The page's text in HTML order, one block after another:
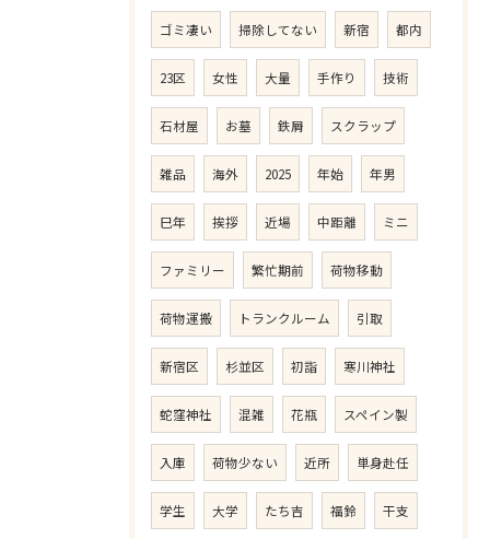
ゴミ凄い 掃除してない 新宿 都内
23区 女性 大量 手作り 技術
石材屋 お墓 鉄屑 スクラップ
雑品 海外 2025 年始 年男
巳年 挨拶 近場 中距離 ミニ
ファミリー 繁忙期前 荷物移動
荷物運搬 トランクルーム 引取
新宿区 杉並区 初詣 寒川神社
蛇窪神社 混雑 花瓶 スペイン製
入庫 荷物少ない 近所 単身赴任
学生 大学 たち吉 福鈴 干支